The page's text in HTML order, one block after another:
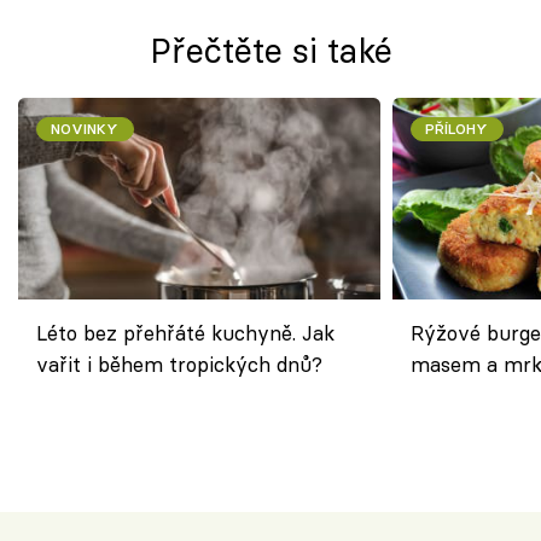
Přečtěte si také
NOVINKY
Léto bez přehřáté kuchyně. Jak
vařit i během tropických dnů?
PŘÍLOHY
Rýžové
masem a